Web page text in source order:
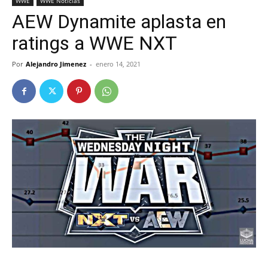
AEW Dynamite aplasta en
ratings a WWE NXT
Por Alejandro Jimenez - enero 14, 2021